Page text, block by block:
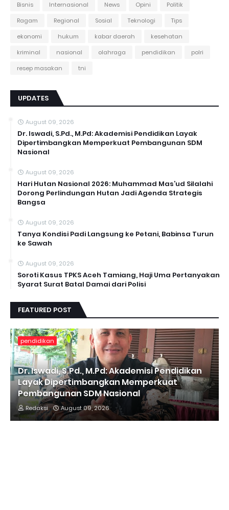
Bisnis Internasional News Opini
Politik
Ragam
Regional Sosial Teknologi
Tips
ekonomi
hukum kabar daerah
kesehatan
kriminal
nasional olahraga pendidikan
polri
resep masakan
tni
UPDATES
August 09, 2026
Dr. Iswadi, S.Pd., M.Pd: Akademisi Pendidikan Layak
Dipertimbangkan Memperkuat Pembangunan SDM
Nasional
August 09, 2026
Hari Hutan Nasional 2026: Muhammad Mas’ud Silalahi
Dorong Perlindungan Hutan Jadi Agenda Strategis
Bangsa
August 09, 2026
Tanya Kondisi Padi Langsung ke Petani, Babinsa Turun
ke Sawah
August 09, 2026
Soroti Kasus TPKS Aceh Tamiang, Haji Uma Pertanyakan
Syarat Surat Batal Damai dari Polisi
FEATURED POST
pendidikan
Dr. Iswadi, S.Pd., M.Pd: Akademisi Pendidikan
Layak Dipertimbangkan Memperkuat
Pembangunan SDM Nasional
Redaksi August 09, 2026